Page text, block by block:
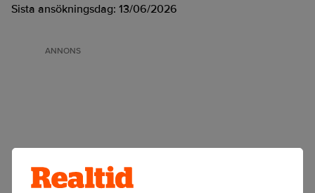
Sista ansökningsdag: 13/06/2026
ANNONS